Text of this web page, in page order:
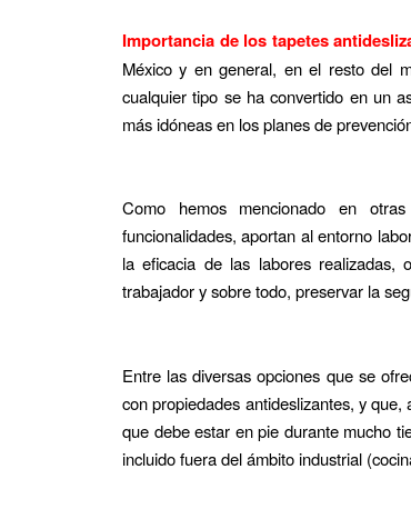
Importancia de los tapetes
México y en general, en el resto del
cualquier tipo se ha convertido en un
más idóneas en los planes de
Como hemos mencionado en
funcionalidades, aportan al entorno
la eficacia de las labores
trabajador y sobre todo, preservar la
Entre las diversas opciones que se
con propiedades antideslizantes, y
que debe estar en pie durante mucho
incluido fuera del ámbito industrial